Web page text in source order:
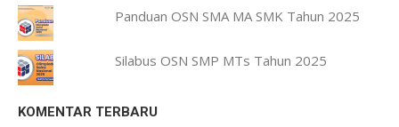
Panduan OSN SMA MA SMK Tahun 2025
Silabus OSN SMP MTs Tahun 2025
KOMENTAR TERBARU